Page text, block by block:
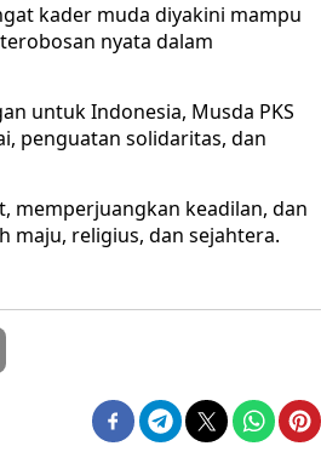
kader muda diyakini mampu
nyata dalam
untuk Indonesia, Musda PKS
penguatan solidaritas, dan
memperjuangkan keadilan, dan
maju, religius, dan sejahtera.